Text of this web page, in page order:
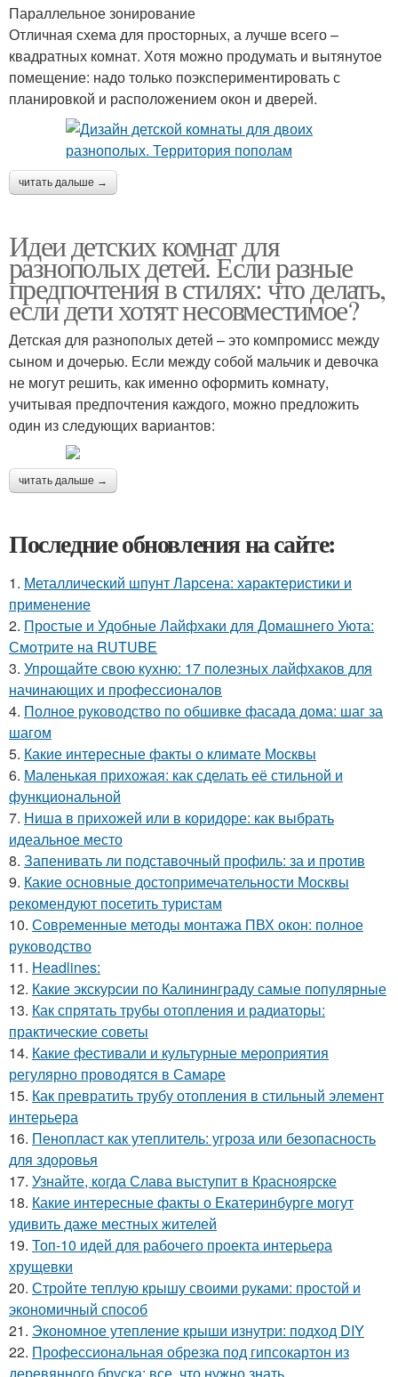
Параллельное зонирование
Отличная схема для просторных, а лучше всего –
квадратных комнат. Хотя можно продумать и вытянутое
помещение: надо только поэкспериментировать с
планировкой и расположением окон и дверей.
читать дальше →
Идеи детских комнат для
разнополых детей. Если разные
предпочтения в стилях: что делать,
если дети хотят несовместимое?
Детская для разнополых детей – это компромисс между
сыном и дочерью. Если между собой мальчик и девочка
не могут решить, как именно оформить комнату,
учитывая предпочтения каждого, можно предложить
один из следующих вариантов:
читать дальше →
Последние обновления на сайте:
1. Металлический шпунт Ларсена: характеристики и
применение
2. Простые и Удобные Лайфхаки для Домашнего Уюта:
Смотрите на RUTUBE
3. Упрощайте свою кухню: 17 полезных лайфхаков для
начинающих и профессионалов
4. Полное руководство по обшивке фасада дома: шаг за
шагом
5. Какие интересные факты о климате Москвы
6. Маленькая прихожая: как сделать её стильной и
функциональной
7. Ниша в прихожей или в коридоре: как выбрать
идеальное место
8. Запенивать ли подставочный профиль: за и против
9. Какие основные достопримечательности Москвы
рекомендуют посетить туристам
10. Современные методы монтажа ПВХ окон: полное
руководство
11. Headlines:
12. Какие экскурсии по Калининграду самые популярные
13. Как спрятать трубы отопления и радиаторы:
практические советы
14. Какие фестивали и культурные мероприятия
регулярно проводятся в Самаре
15. Как превратить трубу отопления в стильный элемент
интерьера
16. Пенопласт как утеплитель: угроза или безопасность
для здоровья
17. Узнайте, когда Слава выступит в Красноярске
18. Какие интересные факты о Екатеринбурге могут
удивить даже местных жителей
19. Топ-10 идей для рабочего проекта интерьера
хрущевки
20. Стройте теплую крышу своими руками: простой и
экономичный способ
21. Экономное утепление крыши изнутри: подход DIY
22. Профессиональная обрезка под гипсокартон из